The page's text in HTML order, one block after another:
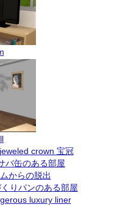
crown 宝冠
缶のある部屋
からの脱出
りパンのある部屋
luxury liner